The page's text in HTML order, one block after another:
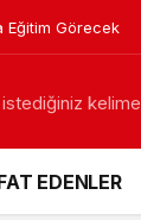
Seferber Oldu
EDENLER